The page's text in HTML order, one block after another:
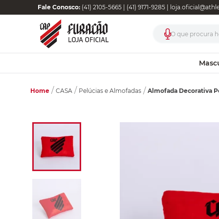
Fale Conosco:(41) 2105-5665 | (41) 9171-9285 |
O que procura
Home CASA Pelúcias e Almofadas Almofada Decorativa